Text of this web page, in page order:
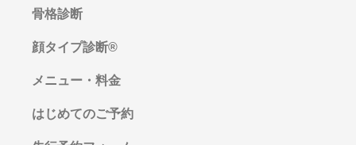
骨格診断
顔タイプ診断®︎
メニュー・料金
はじめてのご予約